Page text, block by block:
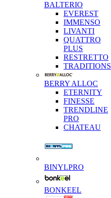
BALTERIO
EVEREST
IMMENSO
LIVANTI
QUATTRO
PLUS
RESTRETTO
TRADITIONS
BERRY ALLOC
ETERNITY
FINESSE
TRENDLINE
PRO
CHATEAU
BINYLPRO
BONKEEL